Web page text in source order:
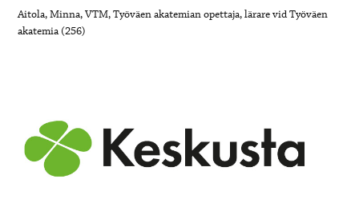
Aitola, Minna, VTM, Työväen akatemian opettaja, lärare vid Työväen
akatemia (256)